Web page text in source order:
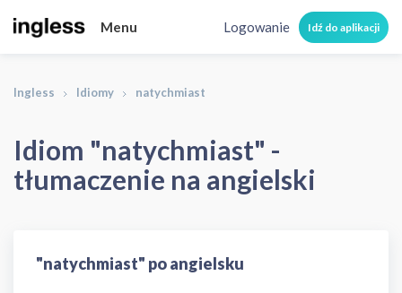
Menu Logowanie Idź do aplikacji
Ingless Idiomy natychmiast
Idiom "natychmiast" -
tłumaczenie na angielski
"natychmiast" po angielsku